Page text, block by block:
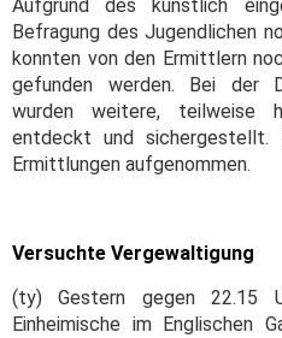
Aufgrund des künstlich
Befragung des Jugendlichen
konnten von den Ermittlern
gefunden werden. Bei der
wurden weitere, teilweise
entdeckt und
Ermittlungen aufgenommen.
Versuchte Vergewaltigung
(ty) Gestern gegen 22.15
Einheimische im Englischen